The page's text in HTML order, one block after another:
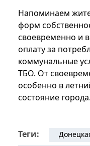
Напоминаем
форм
своевременно и
оплату за
коммунальные
ТБО. От
особенно в
состояние города.
Теги: